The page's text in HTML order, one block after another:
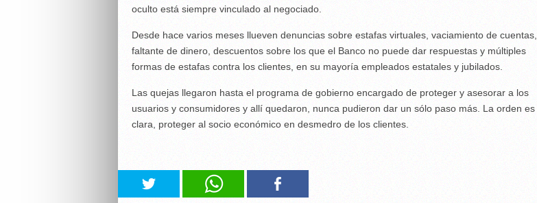
oculto está siempre vinculado al negociado.
Desde hace varios meses llueven denuncias sobre estafas virtuales, vaciamiento de cuentas,
faltante de dinero, descuentos sobre los que el Banco no puede dar respuestas y múltiples
formas de estafas contra los clientes, en su mayoría empleados estatales y jubilados.
Las quejas llegaron hasta el programa de gobierno encargado de proteger y asesorar a los
usuarios y consumidores y allí quedaron, nunca pudieron dar un sólo paso más. La orden es
clara, proteger al socio económico en desmedro de los clientes.